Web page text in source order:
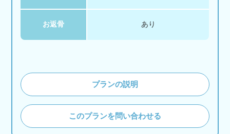
お返骨 あり
プランの説明
このプランを問い合わせる